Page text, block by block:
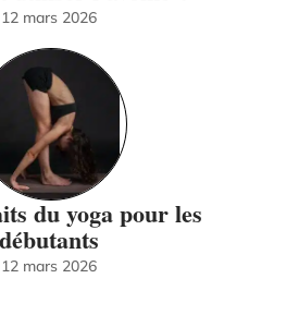
12 mars 2026
du yoga pour les
débutants
12 mars 2026